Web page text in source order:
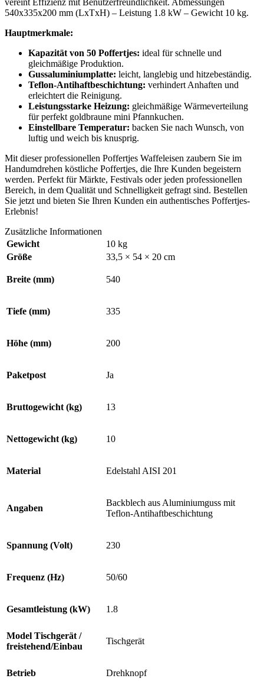
540x335x200 mm (LxTxH) – Leistung 1.8 kW – Gewicht 10 kg.
Hauptmerkmale:
Kapazität von 50 Poffertjes: ideal für schnelle und
gleichmäßige Produktion.
Gussaluminiumplatte: leicht, langlebig und hitzebeständig.
Teflon-Antihaftbeschichtung: verhindert Anhaften und
erleichtert die Reinigung.
Leistungsstarke Heizung: gleichmäßige Wärmeverteilung
für perfekt goldbraune mini Pfannkuchen.
Einstellbare Temperatur: backen Sie nach Wunsch, von
luftig und weich bis knusprig.
Mit dieser professionellen Poffertjes Waffeleisen zaubern Sie im
Handumdrehen köstliche Poffertjes, die Ihre Kunden begeistern
werden. Perfekt für Märkte, Festivals oder jeden professionellen
Bereich, in dem Qualität und Schnelligkeit gefragt sind. Bestellen
Sie jetzt und bieten Sie Ihren Kunden ein authentisches Poffertjes-
Erlebnis!
Zusätzliche Informationen
Gewicht
10 kg
Größe
33,5 × 54 × 20 cm
Breite (mm) 540
Tiefe (mm) 335
Höhe (mm) 200
Paketpost Ja
Bruttogewicht (kg) 13
Nettogewicht (kg) 10
Material Edelstahl AISI 201
Angaben
Backblech aus Aluminiumguss mit
Teflon-Antihaftbeschichtung
Spannung (Volt) 230
Frequenz (Hz) 50/60
Gesamtleistung (kW) 1.8
Model Tischgerät /
freistehend/Einbau
Tischgerät
Betrieb Drehknopf